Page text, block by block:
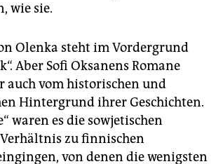
wie sie.
Olenka steht im Vordergrund
Aber Sofi Oksanens Romane
auch vom historischen und
Hintergrund ihrer Geschichten.
waren es die sowjetischen
zu finnischen
von denen die wenigsten